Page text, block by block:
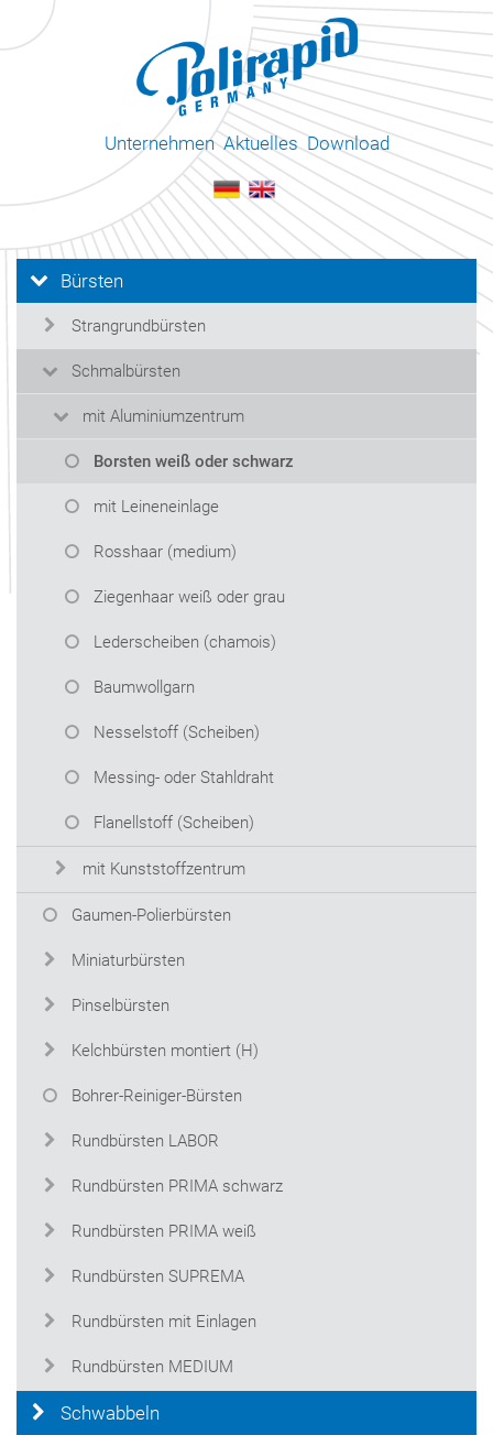
Unternehmen Aktuelles Download
Bürsten
Strangrundbürsten
Schmalbürsten
mit Aluminiumzentrum
Borsten weiß oder schwarz
mit Leineneinlage
Rosshaar (medium)
Ziegenhaar weiß oder grau
Lederscheiben (chamois)
Baumwollgarn
Nesselstoff (Scheiben)
Messing- oder Stahldraht
Flanellstoff (Scheiben)
mit Kunststoffzentrum
Gaumen-Polierbürsten
Miniaturbürsten
Pinselbürsten
Kelchbürsten montiert (H)
Bohrer-Reiniger-Bürsten
Rundbürsten LABOR
Rundbürsten PRIMA schwarz
Rundbürsten PRIMA weiß
Rundbürsten SUPREMA
Rundbürsten mit Einlagen
Rundbürsten MEDIUM
Schwabbeln